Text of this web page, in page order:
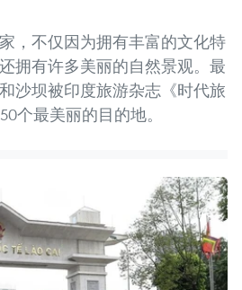
，不仅因为拥有丰富的文化特
拥有许多美丽的自然景观。最
沙坝被印度旅游杂志《时代旅
个最美丽的目的地。